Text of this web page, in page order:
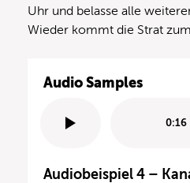
Uhr und belasse alle
Wieder kommt die Strat zum
Audio Samples
0:16
Audiobeispiel 4 –